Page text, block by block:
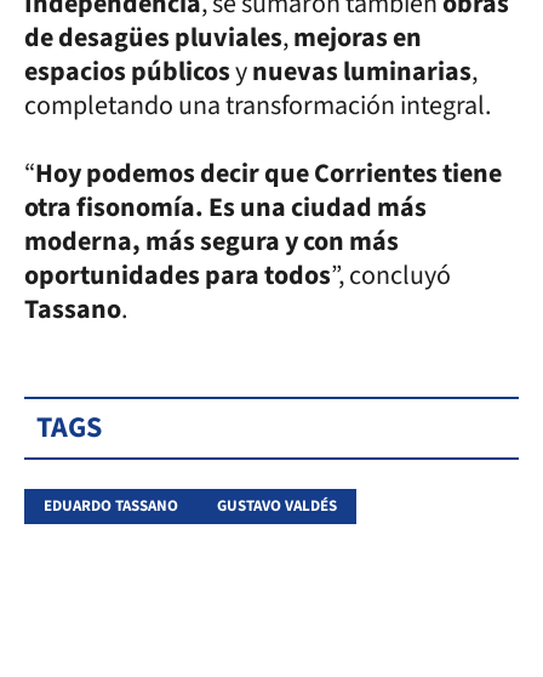
de desagües pluviales,mejoras en
espacios públicosynuevas luminarias,
completando una transformación integral.
“Hoy podemos decir que Corrientes tiene
otra fisonomía. Es una ciudad más
moderna, más segura y con más
oportunidades para todos”, concluyó
Tassano.
TAGS
EDUARDO TASSANO GUSTAVO VALDÉS